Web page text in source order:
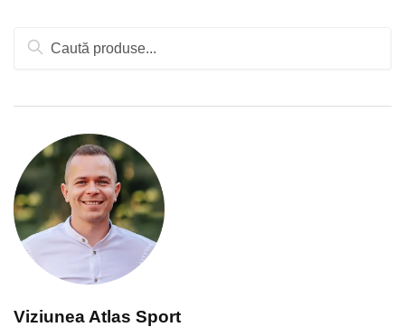
Caută
Viziunea Atlas Sport